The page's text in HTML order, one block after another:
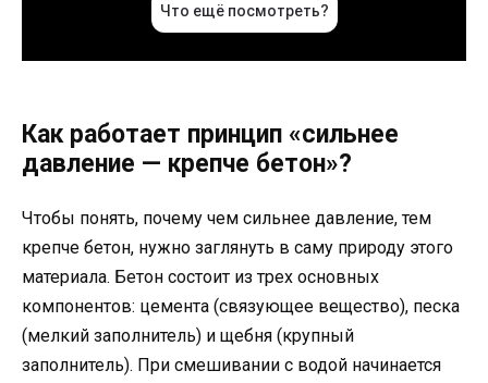
Как работает принцип «сильнее
давление — крепче бетон»?
Чтобы понять, почему чем сильнее давление, тем
крепче бетон, нужно заглянуть в саму природу этого
материала. Бетон состоит из трех основных
компонентов: цемента (связующее вещество), песка
(мелкий заполнитель) и щебня (крупный
заполнитель). При смешивании с водой начинается